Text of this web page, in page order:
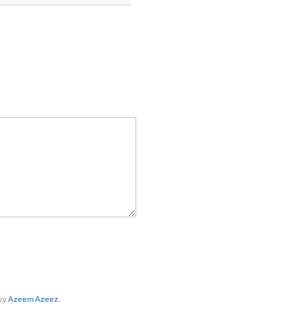
Azeem Azeez